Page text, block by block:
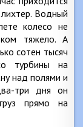
Водный
колесо не
тяжело. А
сотен тысяч
турбины на
над полями и
три дня он
прямо на